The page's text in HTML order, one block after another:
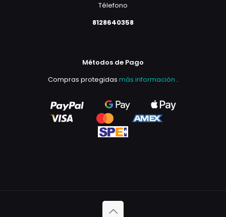
Télefono
8128640358
Métodos de Pago
Compras protegidas más información .